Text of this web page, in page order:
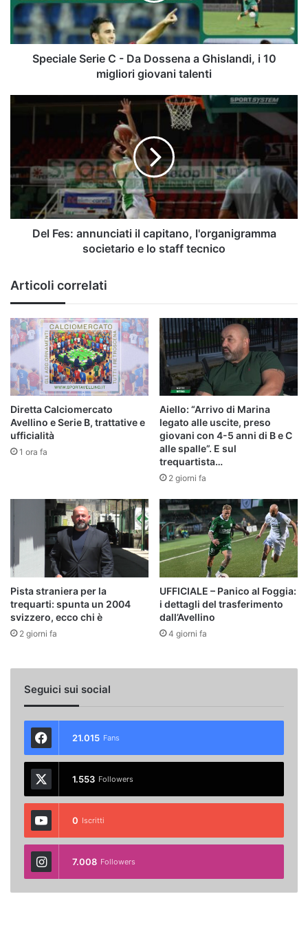
Ghislandi,
i
Speciale Serie C - Da Dossena a Ghislandi, i 10
migliori giovani talenti
capitano,
l'organigramma
societario
e
lo
Del Fes: annunciati il capitano, l'organigramma
societario e lo staff tecnico
Articoli correlati
Diretta Calciomercato
Avellino e Serie B, trattative e
ufficialità
1 ora fa
Aiello: “Arrivo di Marina
legato alle uscite, preso
giovani con 4-5 anni di B e C
alle spalle”. E sul
trequartista…
2 giorni fa
Pista straniera per la
trequarti: spunta un 2004
svizzero, ecco chi è
2 giorni fa
UFFICIALE – Panico al Foggia:
i dettagli del trasferimento
dall’Avellino
4 giorni fa
Seguici sui social
21.015 Fans
1.553 Followers
0 Iscritti
7.008 Followers